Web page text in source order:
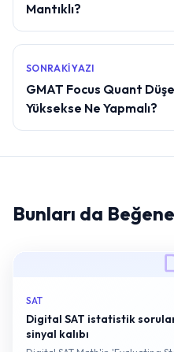
Mantıklı?
SONRAKI YAZI
GMAT Focus Quant
Yüksekse Ne Yapmalı?
Bunları da
SAT
Digital SAT istatistik
sinyal kalıbı